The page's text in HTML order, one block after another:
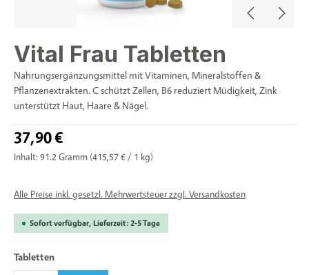
Vital Frau Tabletten
Nahrungsergänzungsmittel mit Vitaminen, Mineralstoffen &
Pflanzenextrakten. C schützt Zellen, B6 reduziert Müdigkeit, Zink
unterstützt Haut, Haare & Nägel.
37,90 €
Inhalt: 91.2 Gramm (415,57 € / 1 kg)
Alle Preise inkl. gesetzl. Mehrwertsteuer zzgl. Versandkosten
Sofort verfügbar, Lieferzeit: 2-5 Tage
Tablettenauswählen